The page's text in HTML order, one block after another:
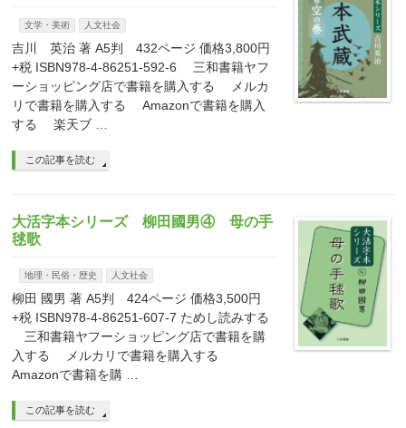
文学・美術 人文社会
吉川 英治 著 A5判 432ページ 価格3,800円
+税 ISBN978-4-86251-592-6 三和書籍ヤフ
ーショッピング店で書籍を購入する メルカ
リで書籍を購入する Amazonで書籍を購入
する 楽天ブ …
この記事を読む
大活字本シリーズ 柳田國男④ 母の手
毬歌
地理・民俗・歴史 人文社会
柳田 國男 著 A5判 424ページ 価格3,500円
+税 ISBN978-4-86251-607-7 ためし読みする
三和書籍ヤフーショッピング店で書籍を購
入する メルカリで書籍を購入する
Amazonで書籍を購 …
この記事を読む